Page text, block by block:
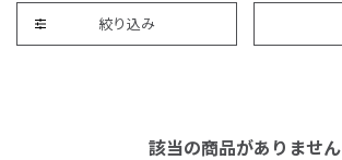
絞り込み
該当の商品がありません